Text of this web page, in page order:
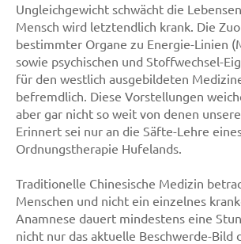
Ungleichgewicht schwächt die
Mensch wird letztendlich krank. Die
bestimmter Organe zu Energie-Linien
sowie psychischen und Stoffwechsel-
für den westlich ausgebildeten
befremdlich. Diese Vorstellungen
aber gar nicht so weit von denen
Erinnert sei nur an die Säfte-Lehre
Ordnungstherapie Hufelands.
Traditionelle Chinesische Medizin
Menschen und nicht ein einzelnes
Anamnese dauert mindestens eine
nicht nur das aktuelle Beschwerde-Bild